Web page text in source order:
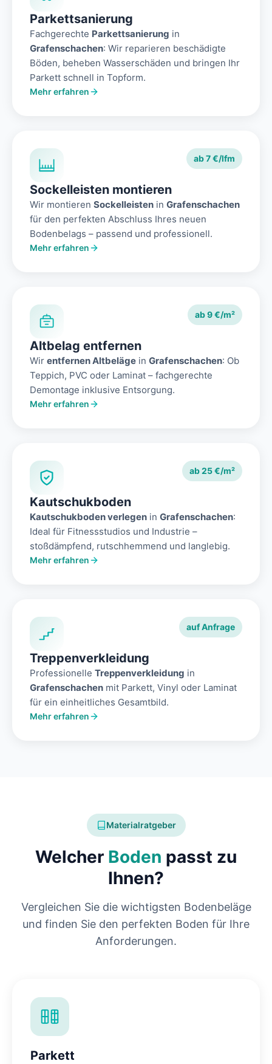
Parkettsanierung
Fachgerechte Parkettsanierung in
Grafenschachen: Wir reparieren beschädigte
Böden, beheben Wasserschäden und bringen Ihr
Parkett schnell in Topform.
Mehr erfahren
ab 7 €/lfm
Sockelleisten montieren
Wir montieren Sockelleisten in Grafenschachen
für den perfekten Abschluss Ihres neuen
Bodenbelags – passend und professionell.
Mehr erfahren
ab 9 €/m²
Altbelag entfernen
Wir entfernen Altbeläge in Grafenschachen: Ob
Teppich, PVC oder Laminat – fachgerechte
Demontage inklusive Entsorgung.
Mehr erfahren
ab 25 €/m²
Kautschukboden
Kautschukboden verlegen in Grafenschachen:
Ideal für Fitnessstudios und Industrie –
stoßdämpfend, rutschhemmend und langlebig.
Mehr erfahren
auf Anfrage
Treppenverkleidung
Professionelle Treppenverkleidung in
Grafenschachen mit Parkett, Vinyl oder Laminat
für ein einheitliches Gesamtbild.
Mehr erfahren
Materialratgeber
Welcher Boden passt zu
Ihnen?
Vergleichen Sie die wichtigsten Bodenbeläge
und finden Sie den perfekten Boden für Ihre
Anforderungen.
Parkett